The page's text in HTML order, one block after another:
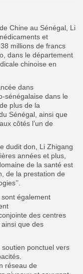
Chine au Sénégal, Li
et
millions de francs
dans le département
chinoise en
dans
sénégalaise dans le
plus de la
Sénégal, ainsi que
côtés l’un de
dudit don, Li Zhigang
années et plus,
de la santé est
de la prestation de
également
des centres
que des
soutien ponctuel vers
réseau de